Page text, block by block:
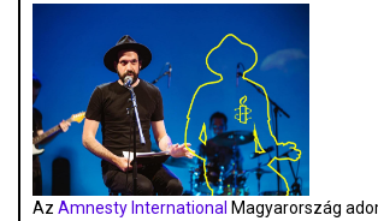
Az Amnesty International Magyarország